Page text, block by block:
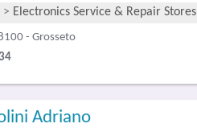
> Electronics Service & Repair Stores
- Grosseto
Adriano